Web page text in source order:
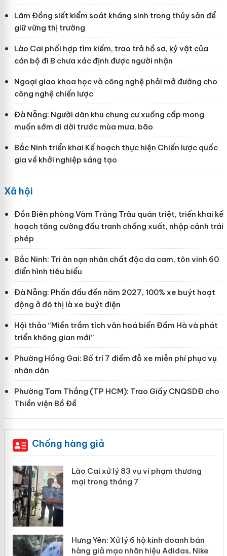
Lâm Đồng siết kiểm soát kháng sinh trong thủy sản để
giữ vững thị trường
Lào Cai phối hợp tìm kiếm, trao trả hồ sơ, kỷ vật của
cán bộ đi B chưa xác định được người nhận
Ngoại giao khoa học và công nghệ phải mở đường cho
công nghệ chiến lược
Đà Nẵng: Người dân khu chung cư xuống cấp mong
muốn sớm di dời trước mùa mưa, bão
Bắc Ninh triển khai Kế hoạch thực hiện Chiến lược quốc
gia về khởi nghiệp sáng tạo
Xã hội
Đồn Biên phòng Vàm Trảng Trâu quán triệt, triển khai kế
hoạch tăng cường đấu tranh chống xuất, nhập cảnh trái
phép
Bắc Ninh: Tri ân nạn nhân chất độc da cam, tôn vinh 60
điển hình tiêu biểu
Đà Nẵng: Phấn đấu đến năm 2027, 100% xe buýt hoạt
động ở đô thị là xe buýt điện
Hội thảo “Miền trầm tích văn hoá biển Đầm Hà và phát
triển không gian mới”
Phường Hồng Gai: Bố trí 7 điểm đỗ xe miễn phí phục vụ
nhân dân
Phường Tam Thắng (TP HCM): Trao Giấy CNQSDĐ cho
Thiền viện Bồ Đề
Chống hàng giả
Lào Cai xử lý 83 vụ vi phạm thương
mại trong tháng 7
Hưng Yên: Xử lý 6 hộ kinh doanh bán
hàng giả mạo nhãn hiệu Adidas, Nike